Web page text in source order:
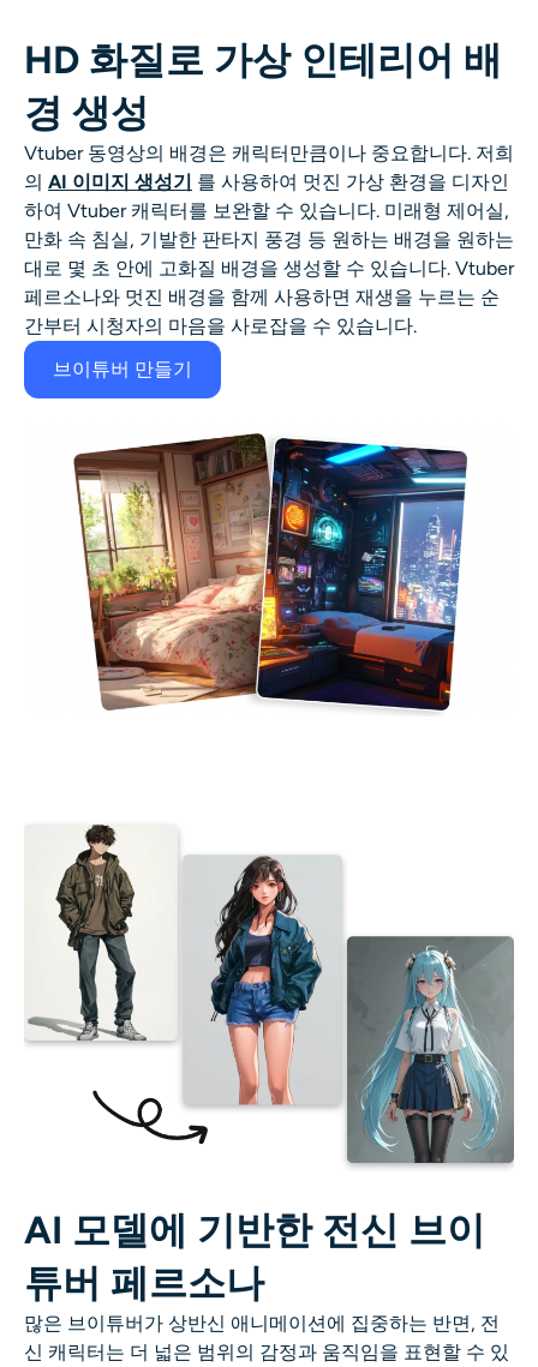
HD 화질로 가상 인테리어 배
경 생성
Vtuber 동영상의 배경은 캐릭터만큼이나 중요합니다. 저희
의 AI 이미지 생성기 를 사용하여 멋진 가상 환경을 디자인
하여 Vtuber 캐릭터를 보완할 수 있습니다. 미래형 제어실,
만화 속 침실, 기발한 판타지 풍경 등 원하는 배경을 원하는
대로 몇 초 안에 고화질 배경을 생성할 수 있습니다. Vtuber
페르소나와 멋진 배경을 함께 사용하면 재생을 누르는 순
간부터 시청자의 마음을 사로잡을 수 있습니다.
브이튜버 만들기
AI 모델에 기반한 전신 브이
튜버 페르소나
많은 브이튜버가 상반신 애니메이션에 집중하는 반면, 전
신 캐릭터는 더 넓은 범위의 감정과 움직임을 표현할 수 있